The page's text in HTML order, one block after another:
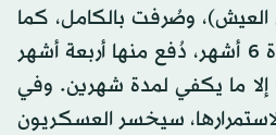
وصُرفت بالكامل، كما
من مساعدة قطرية لمدة 6 أشهر، دُفع منها أربعة أشهر
إلا ما يكفي لمدة شهرين. وفي
سيخسر العسكريون